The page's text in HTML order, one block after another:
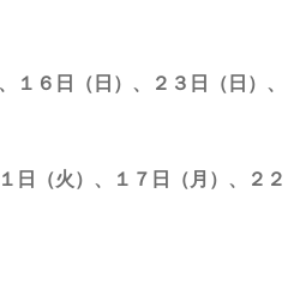
１６日（日 ）、２３日（日）、
日（火）、１７日（月）、２２